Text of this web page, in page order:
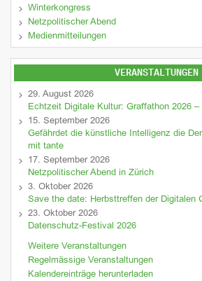
Winterkongress
Netzpolitischer Abend
Medienmitteilungen
VERANSTALTUNGEN
29. August 2026
Echtzeit Digitale Kultur: Graffathon 2026 –
15. September 2026
Gefährdet die künstliche Intelligenz die
mit tante
17. September 2026
Netzpolitischer Abend in Zürich
3. Oktober 2026
Save the date: Herbsttreffen der Digitalen
23. Oktober 2026
Datenschutz-Festival 2026
Weitere Veranstaltungen
Regelmässige Veranstaltungen
Kalendereinträge herunterladen